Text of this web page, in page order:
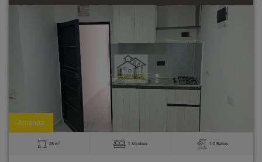
Arriendo
25 m2 1 Alcobas 1.0 Baños